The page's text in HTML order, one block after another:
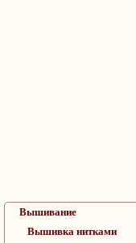
Вышивание
Вышивка нитками